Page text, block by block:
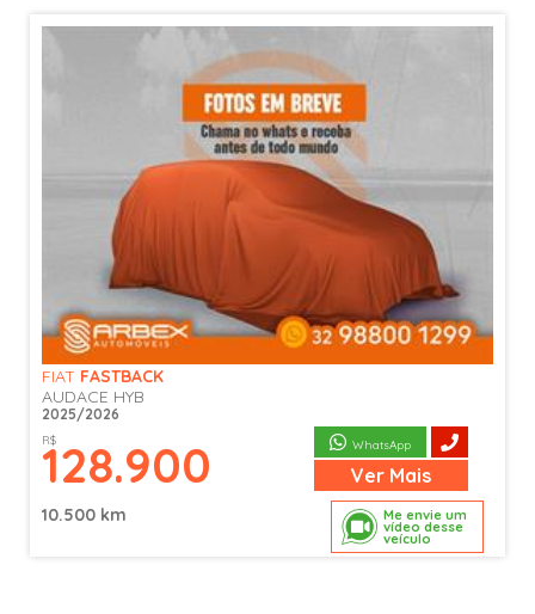
Me envie um
vídeo desse
veículo
FIAT FASTBACK
AUDACE HYB
2025/2026
R$
128.900 WhatsApp
Ver Mais
10.500 km